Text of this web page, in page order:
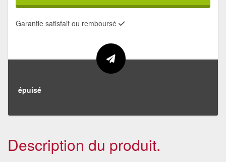
Garantie satisfait ou remboursé
épuisé
Description du produit.